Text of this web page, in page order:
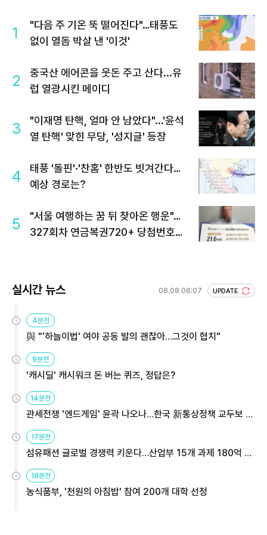
1
"다음 주 기온 뚝 떨어진다"…태풍도
없이 열돔 박살 낸 '이것'
2
중국산 에어콘을 웃돈 주고 산다...유
럽 열광시킨 메이디
3
"이재명 탄핵, 얼마 안 남았다"...'윤석
열 탄핵' 맞힌 무당, '성지글' 등장
4
태풍 '돌핀'·'찬홈' 한반도 빗겨간다…
예상 경로는?
5
"서울 여행하는 꿈 뒤 찾아온 행운"…
327회차 연금복권720+ 당첨번호조
실시간 뉴스 08.08 06:07 UPDATE
4분전
與 "'하늘이법' 여야 공동 발의 괜찮아…그것이 협치"
9분전
'캐시딜' 캐시워크 돈 버는 퀴즈, 정답은?
14분전
관세전쟁 '엔드게임' 윤곽 나오나…한국 新통상정책 교두보 활
용해야
17분전
섬유패션 글로벌 경쟁력 키운다…산업부 15개 과제 180억 지
원
18분전
농식품부, '천원의 아침밥' 참여 200개 대학 선정